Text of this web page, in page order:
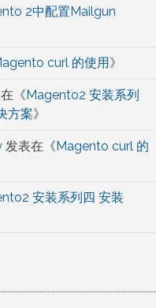
2中配置Mailgun
curl 的使用》
《Magento2 安装系列
方案》
发表在《Magento curl 的
安装系列四 安装